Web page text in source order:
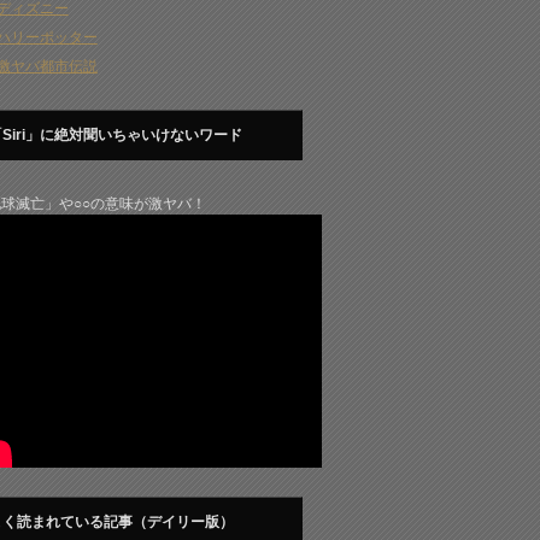
ィズニー
リーポッター
ヤバ都市伝説
」に絶対聞いちゃいけないワード
滅亡」や○○の意味が激ヤバ！
読まれている記事（デイリー版）